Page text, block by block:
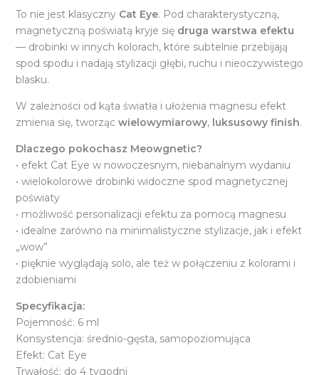
To nie jest klasycznyCat Eye. Pod charakterystyczną,
magnetyczną poświatą kryje się druga warstwa efektu
— drobinki w innych kolorach, które subtelnie przebijają
spod spodu i nadają stylizacji głębi, ruchu i nieoczywistego
blasku.
W zależności od kąta światła i ułożenia magnesu efekt
zmienia się, tworząc wielowymiarowy, luksusowy finish.
Dlaczego pokochasz Meowgnetic?
• efekt Cat Eye w nowoczesnym, niebanalnym wydaniu
• wielokolorowe drobinki widoczne spod magnetycznej
poświaty
• możliwość personalizacji efektu za pomocą magnesu
• idealne zarówno na minimalistyczne stylizacje, jak i efekt
„wow”
• pięknie wyglądają solo, ale też w połączeniu z kolorami i
zdobieniami
Specyfikacja:
Pojemność: 6 ml
Konsystencja: średnio-gęsta, samopoziomująca
Efekt: Cat Eye
Trwałość: do 4 tygodni